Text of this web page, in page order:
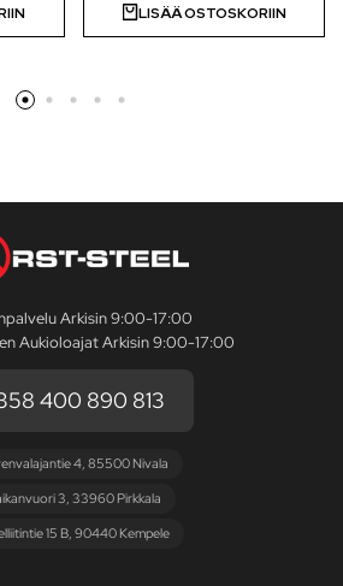
LISÄÄ OSTOSKORIIN
Arkisin 9:00-17:00
Aukioloajat Arkisin 9:00-17:00
400 890 813
4, 85500 Nivala
3, 33960 Pirkkala
15 B, 90440 Kempele